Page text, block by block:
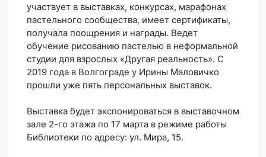
участвует в выставках, конкурсах, марафонах
пастельного сообщества, имеет сертификаты,
получала поощрения и награды. Ведет
обучение рисованию пастелью в неформальной
студии для взрослых «Другая реальность». С
2019 года в Волгограде у Ирины Маловичко
прошли уже пять персональных выставок.
Выставка будет экспонироваться в выставочном
зале 2-го этажа по 17 марта в режиме работы
Библиотеки по адресу: ул. Мира, 15.